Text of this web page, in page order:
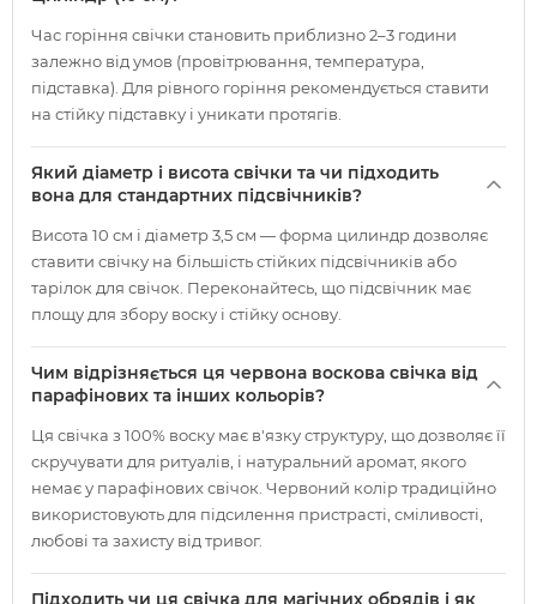
Час горіння свічки становить приблизно 2–3 години
залежно від умов (провітрювання, температура,
підставка). Для рівного горіння рекомендується ставити
на стійку підставку і уникати протягів.
Який діаметр і висота свічки та чи підходить
вона для стандартних підсвічників?
Висота 10 см і діаметр 3,5 см — форма цилиндр дозволяє
ставити свічку на більшість стійких підсвічників або
тарілок для свічок. Переконайтесь, що підсвічник має
площу для збору воску і стійку основу.
Чим відрізняється ця червона воскова свічка від
парафінових та інших кольорів?
Ця свічка з 100% воску має в'язку структуру, що дозволяє її
скручувати для ритуалів, і натуральний аромат, якого
немає у парафінових свічок. Червоний колір традиційно
використовують для підсилення пристрасті, сміливості,
любові та захисту від тривог.
Підходить чи ця свічка для магічних обрядів і як